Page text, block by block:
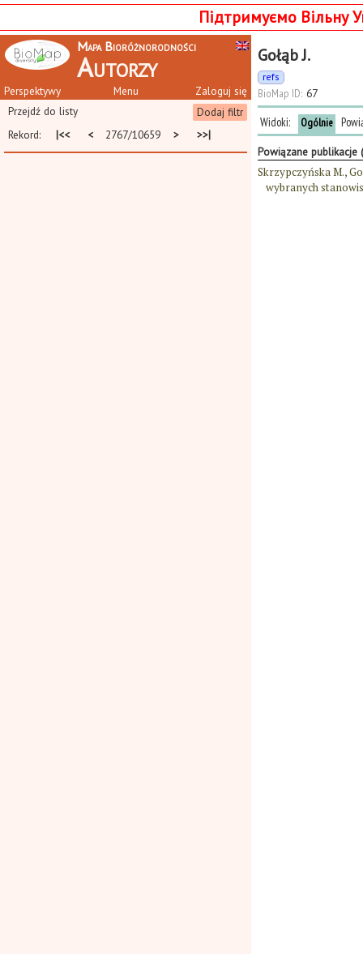
Підтримуємо Вільну
Mapa Bioróżnorodności
Autorzy
Perspektywy Zaloguj się
Menu
Dodaj filtr
Przejdź do listy
Rekord:
|<< < 2767/10659 > >>|
Gołąb J.
refs
BioMap ID: 67
Widoki: Ogólnie
Powiązane publikacje
Skrzypczyńska M.,
wybranych